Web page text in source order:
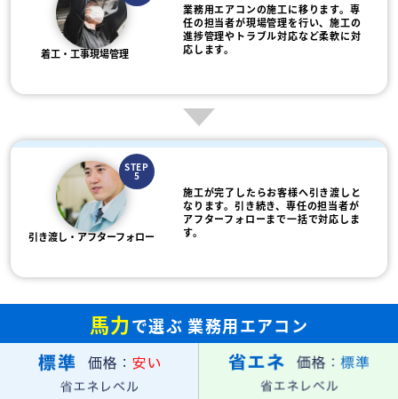
着工・工事現場管理
業務用エアコンの施工に移ります。専
任の担当者が現場管理を行い、施工の
進捗管理やトラブル対応など柔軟に対
応します。
STEP
5
引き渡し・アフターフォロー
施工が完了したらお客様へ引き渡しと
なります。引き続き、専任の担当者が
アフターフォローまで一括で対応しま
す。
馬力で選ぶ 業務用エアコン